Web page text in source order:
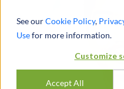
See ourCookie Policy,
Usefor more information.
Customize
Accept All